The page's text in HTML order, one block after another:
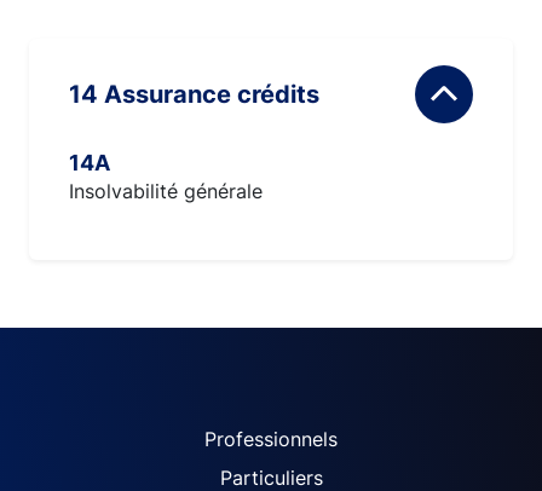
14 Assurance crédits
14A
Insolvabilité générale
ACPR site navigation
Professionnels
Particuliers